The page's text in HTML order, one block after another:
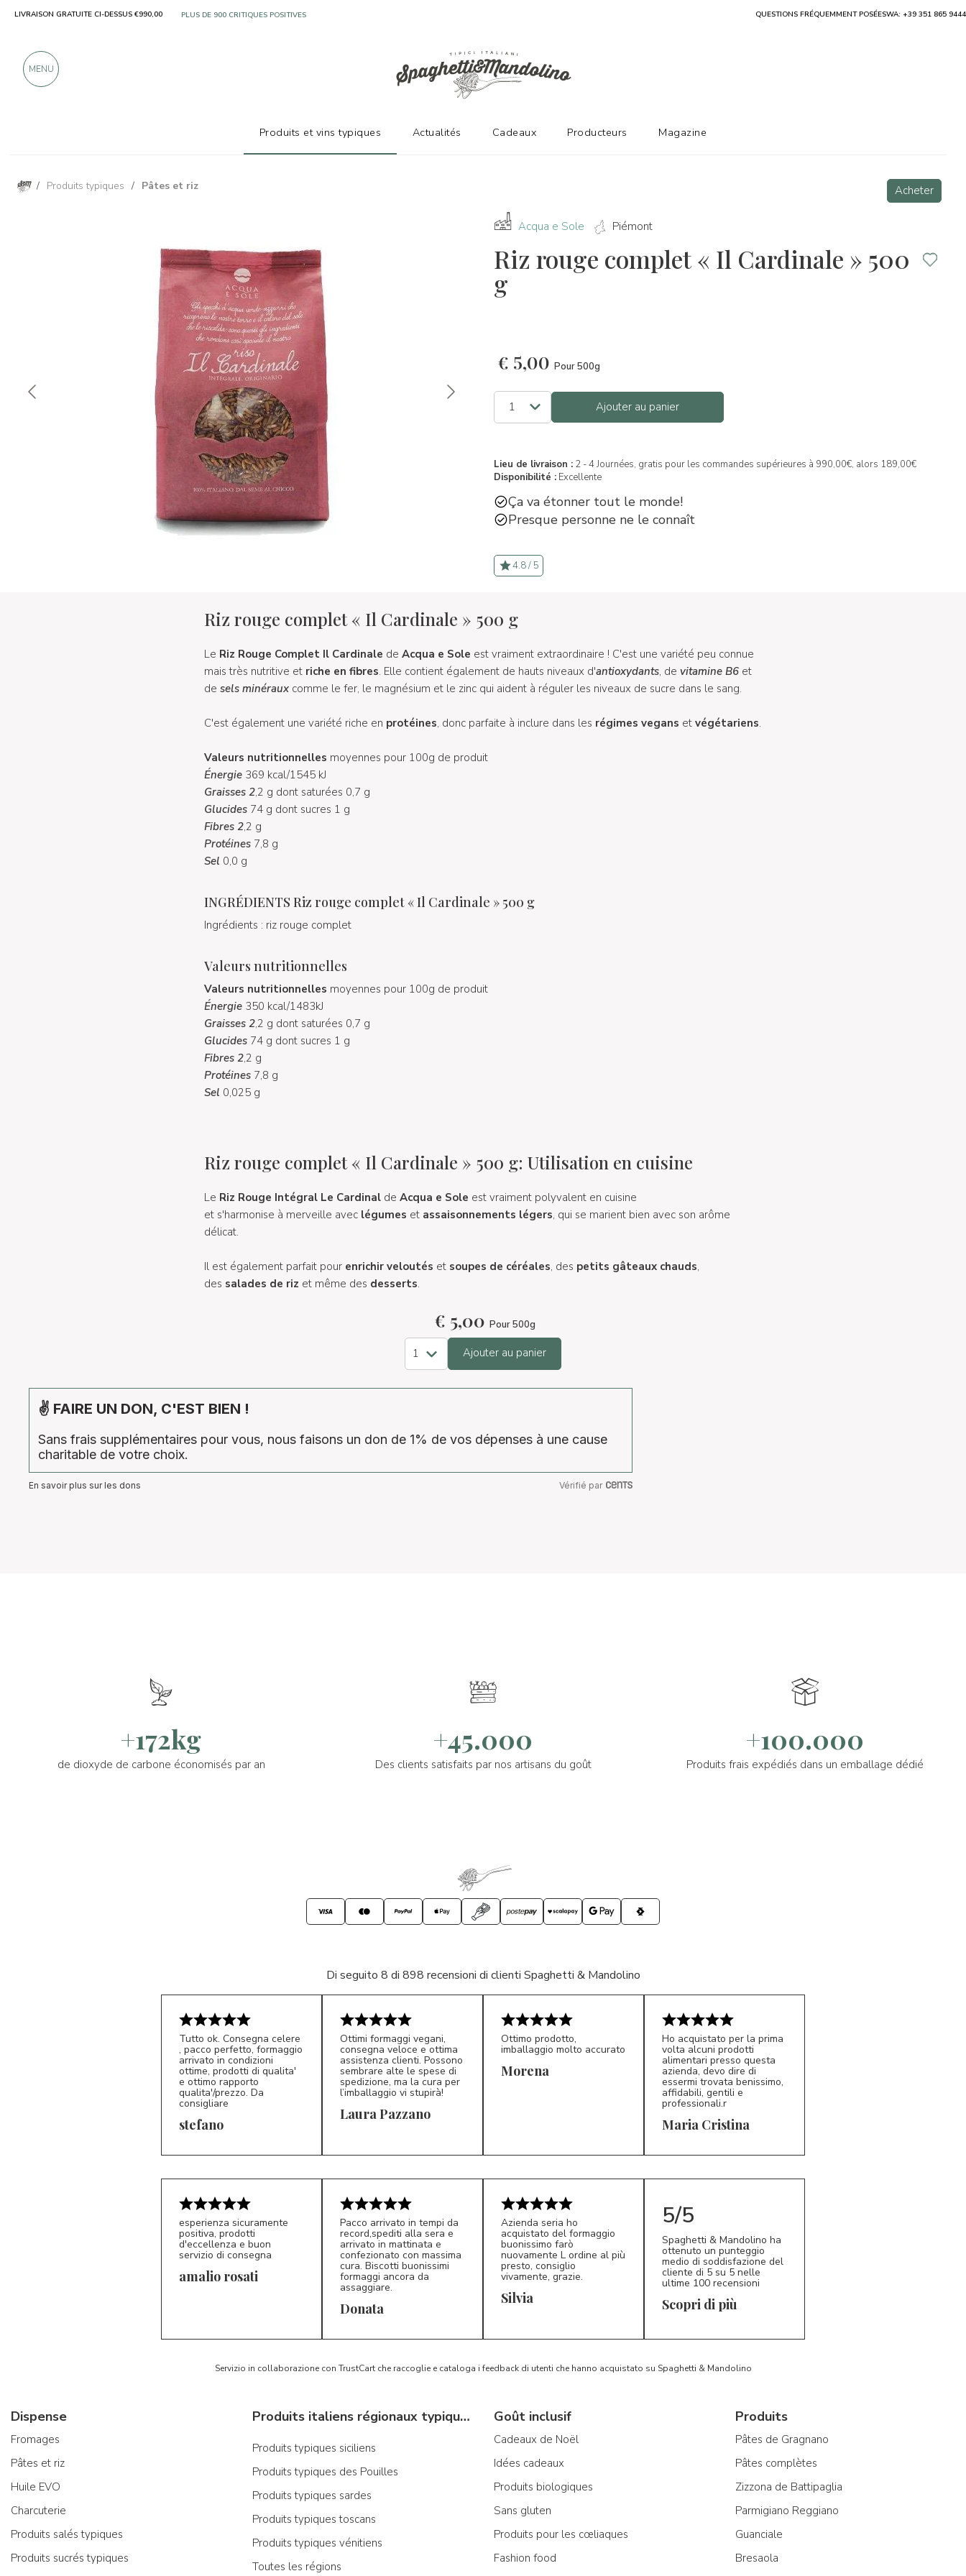
/ Produits typiques / Pâtes et riz Acheter
Acqua e Sole Piémont
Riz rouge complet « Il Cardinale » 500
g
€ 5,00 Pour 500g
Ajouter au panier
Lieu de livraison : 2 - 4 Journées, gratis pour les commandes supérieures à 990,00€, alors 189,00€
Disponibilité : Excellente
Ça va étonner tout le monde!
Presque personne ne le connaît
4.8 / 5
Riz rouge complet « Il Cardinale » 500 g
Le Riz Rouge Complet Il Cardinale de Acqua e Sole est vraiment extraordinaire ! C'est une variété peu connue
mais très nutritive et riche en fibres. Elle contient également de hauts niveaux d'antioxydants, de vitamine B6et
de sels minérauxcomme le fer, le magnésium et le zinc qui aident à réguler les niveaux de sucre dans le sang.
C'est également une variété riche en protéines, donc parfaite à inclure dans les régimes vegans et végétariens.
Valeurs nutritionnelles moyennes pour 100g de produit
Énergie369 kcal/1545 kJ
Graisses 2,2 g dont saturées 0,7 g
Glucides74 g dont sucres 1 g
Fibres 2,2 g
Protéines 7,8 g
Sel 0,0 g
INGRÉDIENTS Riz rouge complet « Il Cardinale » 500 g
Ingrédients : riz rouge complet
Valeurs nutritionnelles
Valeurs nutritionnelles moyennes pour 100g de produit
Énergie 350 kcal/1483kJ
Graisses 2,2 g dont saturées 0,7 g
Glucides 74 g dont sucres 1 g
Fibres 2,2 g
Protéines 7,8 g
Sel 0,025 g
Riz rouge complet « Il Cardinale » 500 g: Utilisation en cuisine
Le Riz Rouge Intégral Le Cardinalde Acqua e Sole est vraiment polyvalent en cuisine
et s'harmonise à merveille avec légumes et assaisonnements légers, qui se marient bien avec son arôme
délicat.
Il est également parfait pour enrichir veloutés et soupes de céréales, des petits gâteaux chauds,
des salades de riz et même des desserts.
€ 5,00 Pour 500g
Ajouter au panier
✌ FAIRE UN DON, C'EST BIEN !
Sans frais supplémentaires pour vous, nous faisons un don de 1% de vos dépenses à une cause
charitable de votre choix.
En savoir plus sur les dons Vérifié par
+172kg
de dioxyde de carbone économisés par an
+45.000
Des clients satisfaits par nos artisans du goût
+100.000
Produits frais expédiés dans un emballage dédié
Di seguito 8 di 898 recensioni di clienti Spaghetti & Mandolino
S*
Tutto ok. Consegna celere
, pacco perfetto, formaggio
arrivato in condizioni
ottime, prodotti di qualita'
e ottimo rapporto
qualita'/prezzo. Da
consigliare
stefano LP 5/5
Ottimi formaggi vegani,
consegna veloce e ottima
assistenza clienti. Possono
sembrare alte le spese di
spedizione, ma la cura per
l’imballaggio vi stupirà!
Laura Pazzano
Ottimo prodotto,
imballaggio molto accurato
Morena
MC 5/5
Ho acquistato per la prima
volta alcuni prodotti
alimentari presso questa
azienda, devo dire di
essermi trovata benissimo,
affidabili, gentili e
professionali.r
Maria Cristina
esperienza sicuramente
positiva, prodotti
d'eccellenza e buon
servizio di consegna
amalio rosati
D*
Pacco arrivato in tempi da
record,spediti alla sera e
arrivato in mattinata e
confezionato con massima
cura. Biscotti buonissimi
formaggi ancora da
assaggiare.
Donata S*
Azienda seria ho
acquistato del formaggio
buonissimo farò
nuovamente L ordine al più
presto, consiglio
vivamente, grazie.
Silvia
5/5
Spaghetti & Mandolino ha
ottenuto un punteggio
medio di soddisfazione del
cliente di 5 su 5 nelle
ultime 100 recensioni
Scopri di più
Servizio in collaborazione con TrustCart che raccoglie e cataloga i feedback di utenti che hanno acquistato su Spaghetti & Mandolino
Dispense
Fromages
Pâtes et riz
Huile EVO
Charcuterie
Produits salés typiques
Produits sucrés typiques
Produits italiens régionaux typiques
Produits typiques siciliens
Produits typiques des Pouilles
Produits typiques sardes
Produits typiques toscans
Produits typiques vénitiens
Toutes les régions
Goût inclusif
Cadeaux de Noël
Idées cadeaux
Produits biologiques
Sans gluten
Produits pour les cœliaques
Fashion food
Produits
Pâtes de Gragnano
Pâtes complètes
Zizzona de Battipaglia
Parmigiano Reggiano
Guanciale
Bresaola
LIVRAISON GRATUITE CI-DESSUS €990,00 UNIQUEMENT DES PRODUITS PROVENANT D'EXCELLENTS FABRICANTS QUESTIONS FRÉQUEMMENT POSÉESWA: +39 351 865 9444
MENU
Produits et vins typiques Actualités Cadeaux Producteurs Magazine